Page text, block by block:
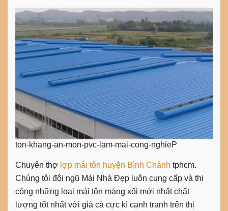
ton-khang-an-mon-pvc-lam-mai-cong-nghieP
Chuyên thợ lợp mái tôn huyện Bình Chánh tphcm.
Chúng tôi đội ngũ Mái Nhà Đẹp luôn cung cấp và thi
công những loại mái tôn máng xối mới nhất chất
lượng tốt nhất với giá cả cực kì cạnh tranh trên thị